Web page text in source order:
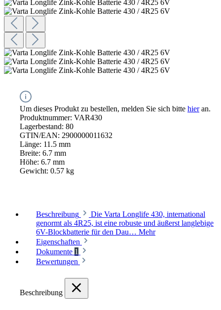
Um dieses Produkt zu bestellen, melden Sie sich bitte hieran.
Produktnummer: VAR430
Lagerbestand: 80
GTIN/EAN: 2900000011632
Länge: 11.5 mm
Breite: 6.7 mm
Höhe: 6.7 mm
Gewicht: 0.57 kg
Beschreibung
Die Varta Longlife 430, international
genormt als 4R25, ist eine robuste und äußerst langlebige
6V-Blockbatterie für den Dau… Mehr
Eigenschaften
Dokumente 1
Bewertungen
Beschreibung